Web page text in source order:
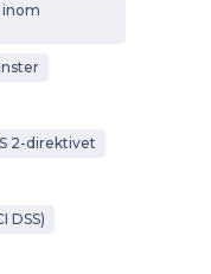
inom
2-direktivet
DSS)